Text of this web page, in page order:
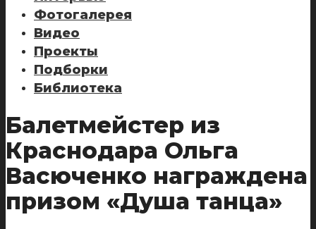
Фотогалерея
Видео
Проекты
Подборки
Библиотека
Балетмейстер из
Краснодара Ольга
Васюченко награждена
призом «Душа танца»